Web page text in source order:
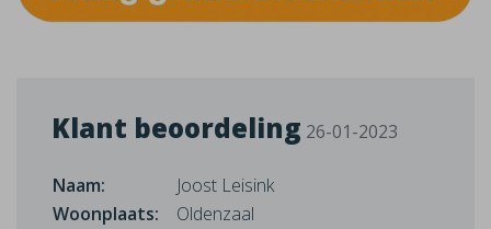
Klant beoordeling 26-01-2023
Naam:
Joost Leisink
Woonplaats:
Oldenzaal